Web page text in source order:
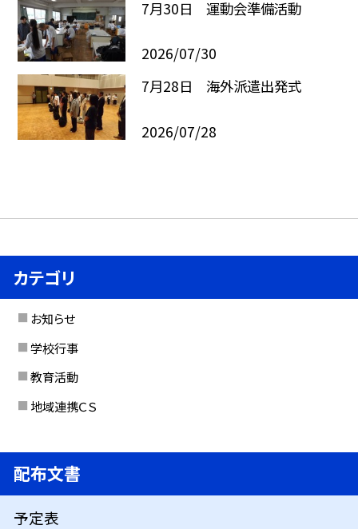
7月30日 運動会準備活動
2026/07/30
7月28日 海外派遣出発式
2026/07/28
カテゴリ
お知らせ
学校行事
教育活動
地域連携ＣＳ
配布文書
予定表